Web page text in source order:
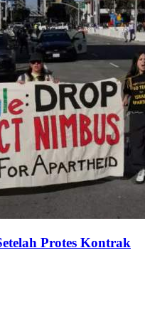
Protes Kontrak